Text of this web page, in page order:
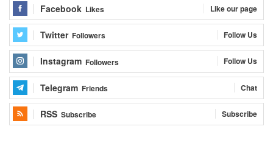
Facebook Likes Like our page
Twitter Followers Follow Us
Instagram Followers Follow Us
Telegram Friends Chat
RSS Subscribe Subscribe